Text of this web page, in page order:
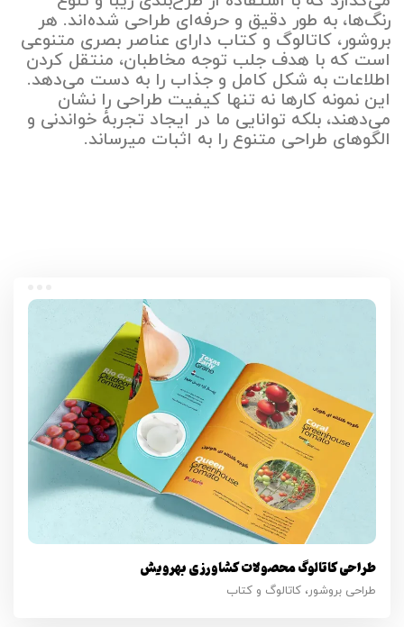
رنگ‌ها، به طور دقیق و حرفه‌ای طراحی شده‌اند. هر
بروشور، کاتالوگ و کتاب دارای عناصر بصری متنوعی
است که با هدف جلب توجه مخاطبان، منتقل کردن
اطلاعات به شکل کامل و جذاب را به دست می‌دهد.
این نمونه کارها نه تنها کیفیت طراحی را نشان
می‌دهند، بلکه توانایی ما در ایجاد تجربهٔ خواندنی و
الگوهای طراحی متنوع را به اثبات میرساند.
طراحی کاتالوگ محصولات کشاورزی بهرویش
طراحی بروشور، کاتالوگ و کتاب